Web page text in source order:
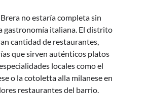
no estaría completa sin
gastronomía italiana. El distrito
cantidad de restaurantes,
que sirven auténticos platos
locales como el
o la cotoletta alla milanese en
restaurantes del barrio.